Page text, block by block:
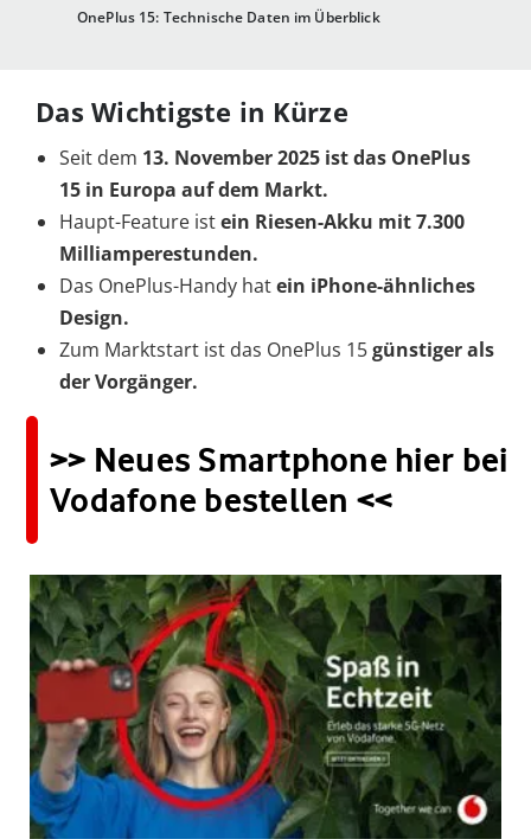
OnePlus 15: Technische Daten im Überblick
Das Wichtigste in Kürze
Seit dem 13. November 2025 ist das OnePlus
15 in Europa auf dem Markt.
Haupt-Feature istein Riesen-Akku mit 7.300
Milliamperestunden.
Das OnePlus-Handy hatein iPhone-ähnliches
Design.
Zum Marktstart ist das OnePlus 15günstiger als
der Vorgänger.
>> Neues Smartphone hier bei
Vodafone bestellen <<